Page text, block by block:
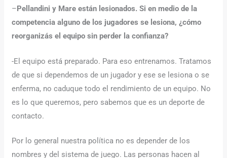
–Pellandini y Mare están lesionados. Si en medio de la
competencia alguno de los jugadores se lesiona, ¿cómo
reorganizás el equipo sin perder la confianza?
-El equipo está preparado. Para eso entrenamos. Tratamos
de que si dependemos de un jugador y ese se lesiona o se
enferma, no caduque todo el rendimiento de un equipo. No
es lo que queremos, pero sabemos que es un deporte de
contacto.
Por lo general nuestra política no es depender de los
nombres y del sistema de juego. Las personas hacen al